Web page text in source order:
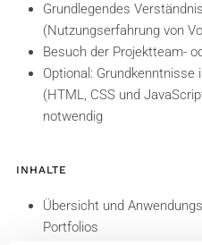
Grundlegendes
(Nutzungserfahrung von
Besuch der Projektteam-
Optional: Grundkenntnisse
(HTML, CSS und
notwendig
INHALTE
Übersicht und
Portfolios